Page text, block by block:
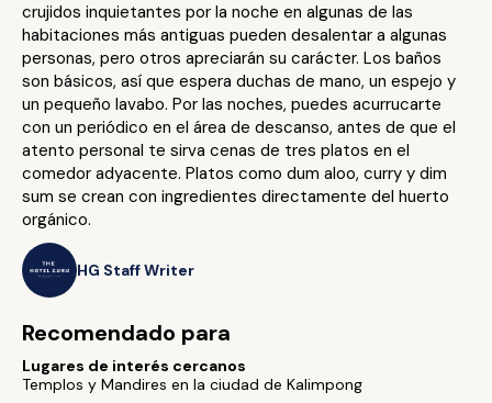
crujidos inquietantes por la noche en algunas de las
habitaciones más antiguas pueden desalentar a algunas
personas, pero otros apreciarán su carácter. Los baños
son básicos, así que espera duchas de mano, un espejo y
un pequeño lavabo. Por las noches, puedes acurrucarte
con un periódico en el área de descanso, antes de que el
atento personal te sirva cenas de tres platos en el
comedor adyacente. Platos como dum aloo, curry y dim
sum se crean con ingredientes directamente del huerto
orgánico.
HG Staff Writer
Recomendado para
Lugares de interés cercanos
Templos y Mandires en la ciudad de Kalimpong